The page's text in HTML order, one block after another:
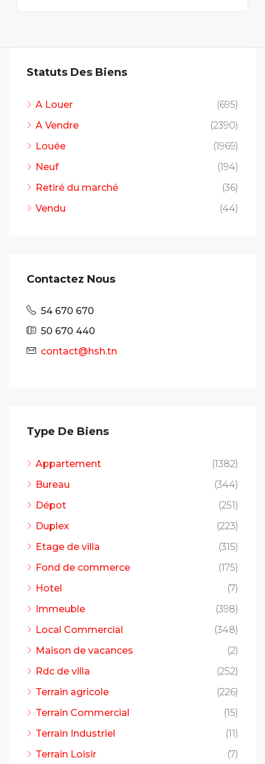
Statuts Des Biens
A Louer
(695)
A Vendre
(2390)
Louée
(1969)
Neuf
(194)
Retiré du marché
(36)
Vendu
(44)
Contactez Nous
54 670 670
50 670 440
contact@hsh.tn
Type De Biens
Appartement
(1382)
Bureau
(344)
Dépot
(251)
Duplex
(223)
Etage de villa
(315)
Fond de commerce
(175)
Hotel
(7)
Immeuble
(398)
Local Commercial
(348)
Maison de vacances
(2)
Rdc de villa
(252)
Terrain agricole
(226)
Terrain Commercial
(15)
Terrain Industriel
(11)
Terrain Loisir
(7)